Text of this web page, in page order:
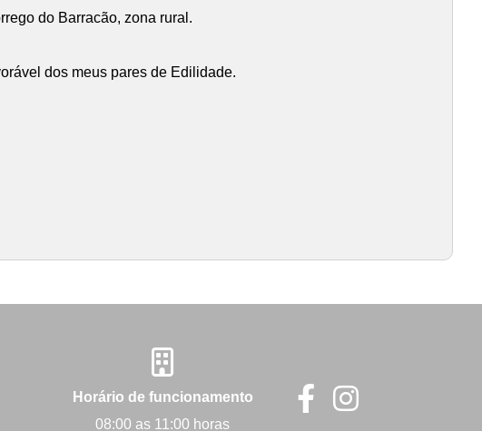
do Barracão, zona rural.
dos meus pares de Edilidade.
Horário de funcionamento
08:00 as 11:00 horas